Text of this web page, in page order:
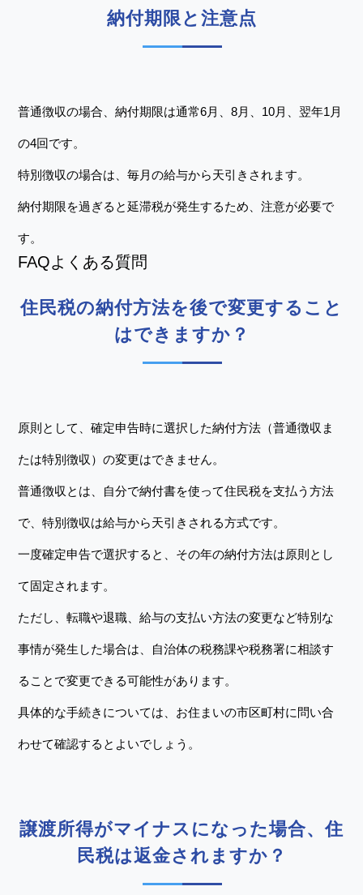
納付期限と注意点
普通徴収の場合、納付期限は通常6月、8月、10月、翌年1月
の4回です。
特別徴収の場合は、毎月の給与から天引きされます。
納付期限を過ぎると延滞税が発生するため、注意が必要で
す。
FAQよくある質問
住民税の納付方法を後で変更すること
はできますか？
原則として、確定申告時に選択した納付方法（普通徴収ま
たは特別徴収）の変更はできません。
普通徴収とは、自分で納付書を使って住民税を支払う方法
で、特別徴収は給与から天引きされる方式です。
一度確定申告で選択すると、その年の納付方法は原則とし
て固定されます。
ただし、転職や退職、給与の支払い方法の変更など特別な
事情が発生した場合は、自治体の税務課や税務署に相談す
ることで変更できる可能性があります。
具体的な手続きについては、お住まいの市区町村に問い合
わせて確認するとよいでしょう。
譲渡所得がマイナスになった場合、住
民税は返金されますか？